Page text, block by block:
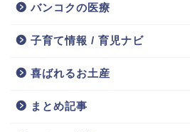
バンコクの医療
子育て情報 / 育児ナビ
喜ばれるお土産
まとめ記事